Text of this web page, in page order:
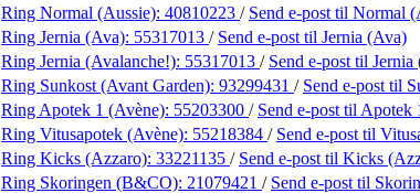
Ring Normal (Aussie): 40810223 / Send e-post til Normal
Ring Jernia (Ava): 55317013 / Send e-post til Jernia (Ava)
Ring Jernia (Avalanche!): 55317013 / Send e-post til Jernia
Ring Sunkost (Avant Garden): 93299431 / Send e-post til
Ring Apotek 1 (Avène): 55203300 / Send e-post til Apotek
Ring Vitusapotek (Avène): 55218384 / Send e-post til
Ring Kicks (Azzaro): 33221135 / Send e-post til Kicks
Ring Skoringen (B&CO): 21079421 / Send e-post til